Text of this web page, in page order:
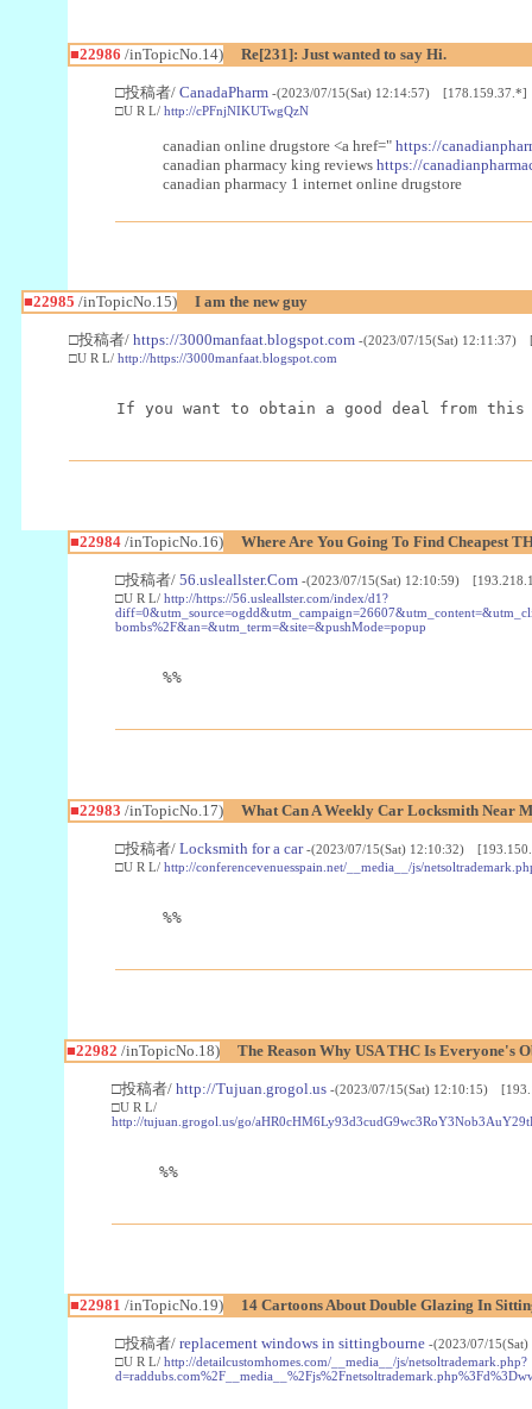
■22986 /inTopicNo.14) Re[231]: Just wanted to say Hi.
□投稿者/ CanadaPharm -(2023/07/15(Sat) 12:14:57) [178.159.37.*]
□U R L/ http://cPFnjNIKUTwgQzN
canadian online drugstore <a href=" https://
canadian pharmacy king reviews https://
canadian pharmacy 1 internet online drugstore
■22985 /inTopicNo.15) I am the new guy
□投稿者/ https://3000manfaat.blogspot.com -(2023/07/15(Sat) 12:11:37)
□U R L/ http://https://3000manfaat.blogspot.com
If you want to obtain a good deal from this
■22984/inTopicNo.16) Where Are You Going To Find Cheapest
□投稿者/ 56.usleallster.Com -(2023/07/15(Sat) 12:10:59)
□U R L/ http://https://56.usleallster.com/index/d1?
bombs%2F&an=&utm_term=&site=&pushMode=popup
%%
■22983 /inTopicNo.17) What Can A Weekly Car Locksmith Near
□投稿者/ Locksmith for a car -(2023/07/15(Sat) 12:10:32)
□U R L/ http://conferencevenuesspain.net/__media__/js/
%%
■22982 /inTopicNo.18) The Reason Why USA THC Is Everyone's
□投稿者/ http://Tujuan.grogol.us -(2023/07/15(Sat) 12:10:15)
□U R L/
http://tujuan.grogol.us/go/
%%
■22981 /inTopicNo.19) 14 Cartoons About Double Glazing In
□投稿者/ replacement windows in sittingbourne -(2023/07/
□U R L/ http://detailcustomhomes.com/__media__/js/netsoltrademark.php?